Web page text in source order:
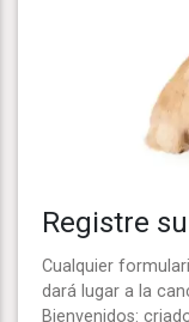
Registre
Cualquier
dará lugar a la
Bienvenidos: